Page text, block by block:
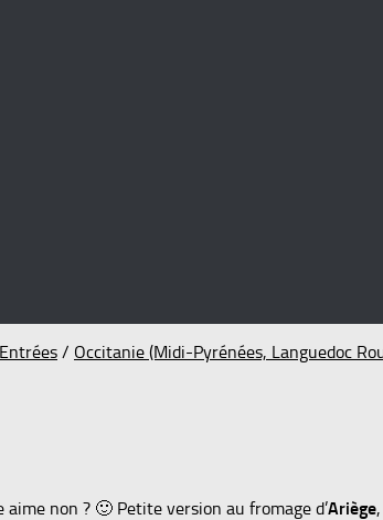
Entrées / Occitanie (Midi-Pyrénées, Languedoc
non ? 🙂 Petite version au fromage d’Ariège